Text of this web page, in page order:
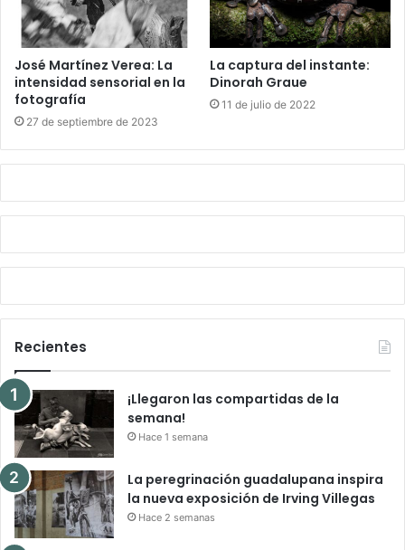
José Martínez Verea: La
intensidad sensorial en la
fotografía
27 de septiembre de 2023
La captura del instante:
Dinorah Graue
11 de julio de 2022
Recientes
¡Llegaron las compartidas de la
semana!
Hace 1 semana
La peregrinación guadalupana inspira
la nueva exposición de Irving Villegas
Hace 2 semanas